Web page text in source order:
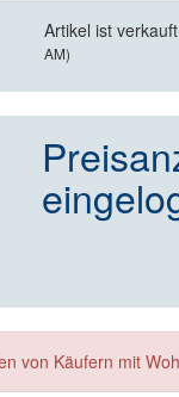
Artikel ist verkauft
AM)
von Käufern mit